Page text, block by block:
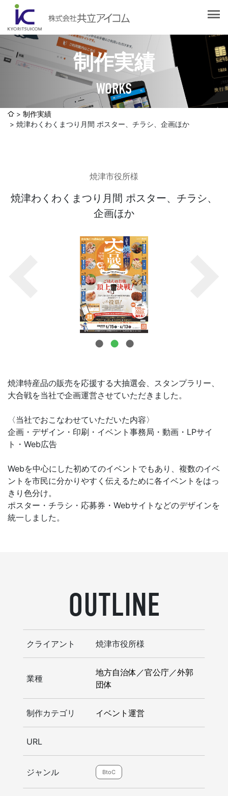
制作実績
WORKS
会社概要
社長挨拶
企業理念
認証取得
選ばれる理由
Web制作・ホームページ制作
社員ブログ
採用情報
お問合せ
制作実績
焼津わくわくまつり月間 ポスター、チラシ、企画ほか
焼津市役所様
焼津わくわくまつり月間 ポスター、チラシ、
企画ほか
焼津特産品の販売を応援する大抽選会、スタンプラリー、
大合戦を当社で企画運営させていただきました。
〈当社でおこなわせていただいた内容〉
企画・デザイン・印刷・イベント事務局・動画・LPサイ
ト・Web広告
Webを中心にした初めてのイベントでもあり、複数のイベ
ントを市民に分かりやすく伝えるために各イベントをはっ
きり色分け。
ポスター・チラシ・応募券・Webサイトなどのデザインを
統一しました。
OUTLINE
クライアント 焼津市役所様
業種
地方自治体／官公庁／外郭
団体
制作カテゴリ イベント運営
URL
ジャンル BtoC